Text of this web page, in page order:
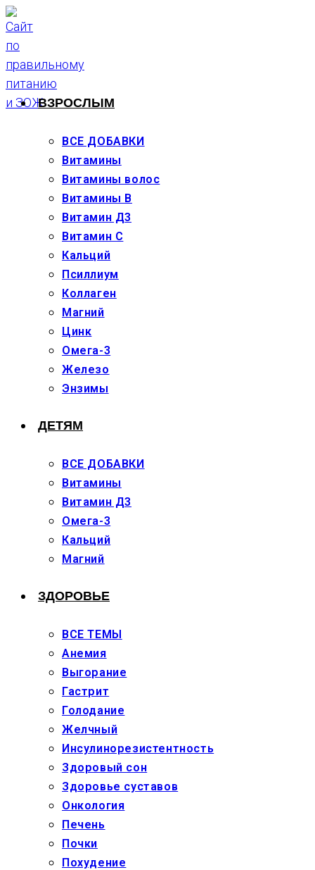
Перейти
к
содержимому
ВЗРОСЛЫМ
ВСЕ ДОБАВКИ
Витамины
Витамины волос
Витамины В
Витамин Д3
Витамин С
Кальций
Псиллиум
Коллаген
Магний
Цинк
Омега-3
Железо
Энзимы
ДЕТЯМ
ВСЕ ДОБАВКИ
Витамины
Витамин Д3
Омега-3
Кальций
Магний
ЗДОРОВЬЕ
ВСЕ ТЕМЫ
Анемия
Выгорание
Гастрит
Голодание
Желчный
Инсулинорезистентность
Здоровый сон
Здоровье суставов
Онкология
Печень
Почки
Похудение